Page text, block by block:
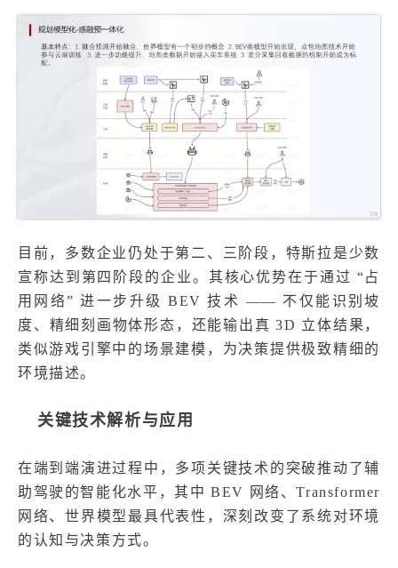
目前，多数企业仍处于第二、三阶段，特斯拉是少数
宣称达到第四阶段的企业。其核心优势在于通过 “占
用网络” 进一步升级 BEV 技术 —— 不仅能识别坡
度、精细刻画物体形态，还能输出真 3D 立体结果，
类似游戏引擎中的场景建模，为决策提供极致精细的
环境描述。
关键技术解析与应用
在端到端演进过程中，多项关键技术的突破推动了辅
助驾驶的智能化水平，其中 BEV 网络、Transformer
网络、世界模型最具代表性，深刻改变了系统对环境
的认知与决策方式。